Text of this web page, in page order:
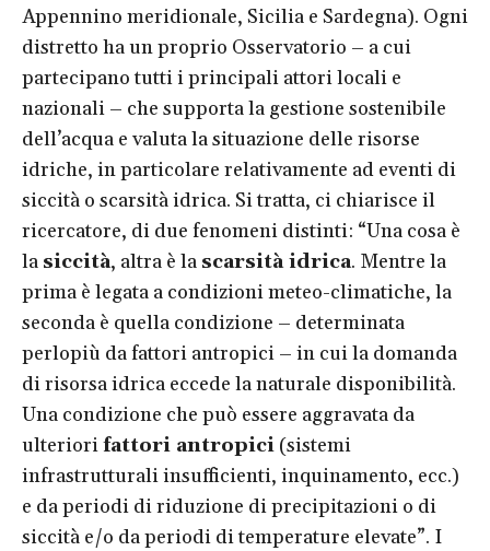
Appennino meridionale, Sicilia e Sardegna). Ogni
distretto ha un proprio Osservatorio – a cui
partecipano tutti i principali attori locali e
nazionali – che supporta la gestione sostenibile
dell’acqua e valuta la situazione delle risorse
idriche, in particolare relativamente ad eventi di
siccità o scarsità idrica. Si tratta, ci chiarisce il
ricercatore, di due fenomeni distinti: “Una cosa è
la siccità, altra è la scarsità idrica. Mentre la
prima è legata a condizioni meteo-climatiche, la
seconda è quella condizione – determinata
perlopiù da fattori antropici – in cui la domanda
di risorsa idrica eccede la naturale disponibilità.
Una condizione che può essere aggravata da
ulteriorifattori antropici (sistemi
infrastrutturali insufficienti, inquinamento, ecc.)
e da periodi di riduzione di precipitazioni o di
siccità e/o da periodi di temperature elevate”. I